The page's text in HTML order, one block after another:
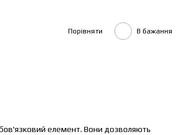
Порівняти В бажання
обов'язковий елемент. Вони дозволяють